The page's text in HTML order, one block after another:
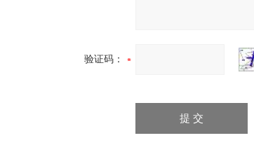
验证码：